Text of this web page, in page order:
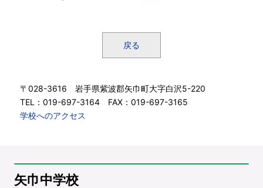
戻る
〒028-3616 岩手県紫波郡矢巾町大字白沢5-220
TEL：019-697-3164 FAX：019-697-3165
学校へのアクセス
矢巾中学校